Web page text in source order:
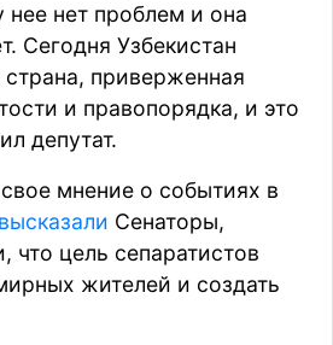
нее нет проблем и она
Сегодня Узбекистан
приверженная
и правопорядка, и это
депутат.
мнение о событиях в
высказали Сенаторы,
что цель сепаратистов
жителей и создать